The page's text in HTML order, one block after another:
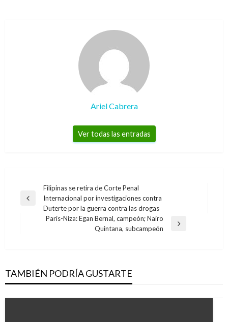
Ariel Cabrera
Ver todas las entradas
Navegación
de
entradas
Entrada
anterior
Filipinas se retira de Corte Penal
Internacional por investigaciones contra
Duterte por la guerra contra las drogas
Paris-Niza: Egan Bernal, campeón; Nairo
Quintana, subcampeón
TAMBIÉN PODRÍA GUSTARTE